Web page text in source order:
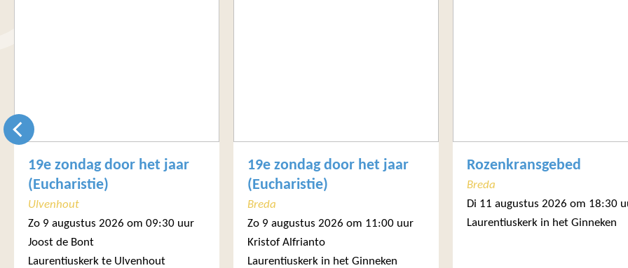
19e zondag door het jaar
(Eucharistie)
Ulvenhout
Zo 9 augustus 2026 om 09:30 uur
Joost de Bont
Laurentiuskerk te Ulvenhout
19e zondag door het jaar
(Eucharistie)
Breda
Zo 9 augustus 2026 om 11:00 uur
Kristof Alfrianto
Laurentiuskerk in het Ginneken
Rozenkransgebed
Breda
Di 11 augustus 2026 om 18:30
Laurentiuskerk in het Ginneken